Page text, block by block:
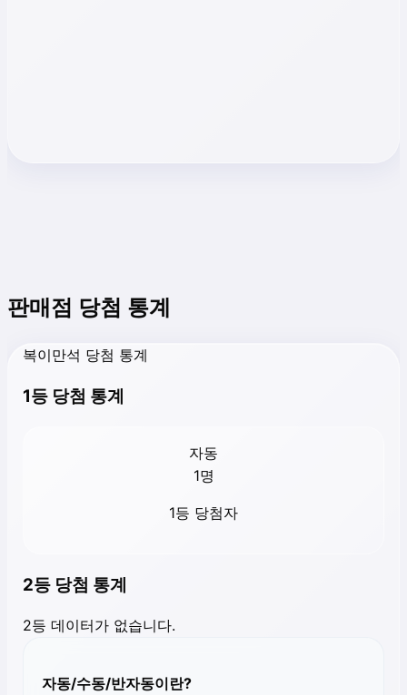
판매점 당첨 통계
복이만석 당첨 통계
1등 당첨 통계
자동
1명
1등 당첨자
2등 당첨 통계
2등 데이터가 없습니다.
자동/수동/반자동이란?